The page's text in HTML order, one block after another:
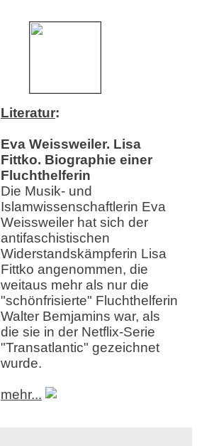
Literatur:
Eva Weissweiler. Lisa
Fittko. Biographie einer
Fluchthelferin
Die Musik- und
Islamwissenschaftlerin Eva
Weissweiler hat sich der
antifaschistischen
Widerstandskämpferin Lisa
Fittko angenommen, die
weitaus mehr als nur die
"schönfrisierte" Fluchthelferin
Walter Bemjamins war, als
die sie in der Netflix-Serie
"Transatlantic" gezeichnet
wurde.
mehr...